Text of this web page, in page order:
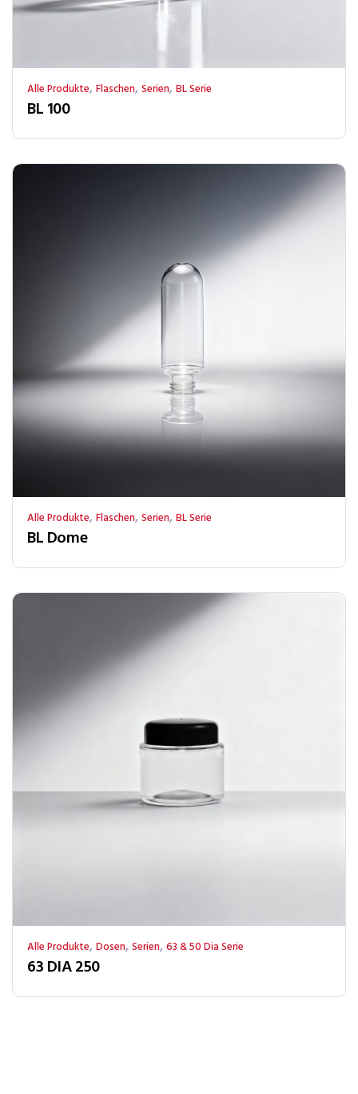
Alle Produkte, Flaschen, Serien, BL Serie
BL 100
Alle Produkte, Flaschen, Serien, BL Serie
BL Dome
Alle Produkte, Dosen, Serien, 63 & 50 Dia Serie
63 DIA 250